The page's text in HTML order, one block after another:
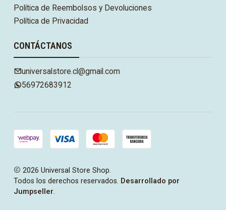
Política de Reembolsos y Devoluciones
Política de Privacidad
CONTÁCTANOS
universalstore.cl@gmail.com
56972683912
2026 Universal Store Shop.
Todos los derechos reservados. Desarrollado por
Jumpseller.